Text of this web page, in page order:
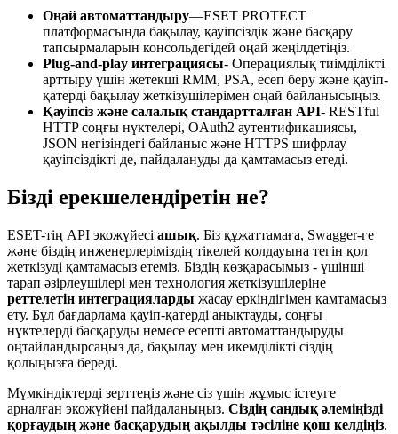
Оңай автоматтандыру—ESET PROTECT
платформасында бақылау, қауіпсіздік және басқару
тапсырмаларын консольдегідей оңай жеңілдетіңіз.
Plug-and-play интеграциясы- Операциялық тиімділікті
арттыру үшін жетекші RMM, PSA, есеп беру және қауіп-
қатерді бақылау жеткізушілерімен оңай байланысыңыз.
Қауіпсіз және салалық стандартталған API- RESTful
HTTP соңғы нүктелері, OAuth2 аутентификациясы,
JSON негізіндегі байланыс және HTTPS шифрлау
қауіпсіздікті де, пайдалануды да қамтамасыз етеді.
Бізді ерекшелендіретін не?
ESET-тің API экожүйесі ашық. Біз құжаттамаға, Swagger-ге
және біздің инженерлеріміздің тікелей қолдауына тегін қол
жеткізуді қамтамасыз етеміз. Біздің көзқарасымыз - үшінші
тарап әзірлеушілері мен технология жеткізушілеріне
реттелетін интеграцияларды жасау еркіндігімен қамтамасыз
ету. Бұл бағдарлама қауіп-қатерді анықтауды, соңғы
нүктелерді басқаруды немесе есепті автоматтандыруды
оңтайландырсаңыз да, бақылау мен икемділікті сіздің
қолыңызға береді.
Мүмкіндіктерді зерттеңіз және сіз үшін жұмыс істеуге
арналған экожүйені пайдаланыңыз. Сіздің сандық әлеміңізді
қорғаудың және басқарудың ақылды тәсіліне қош келдіңіз.